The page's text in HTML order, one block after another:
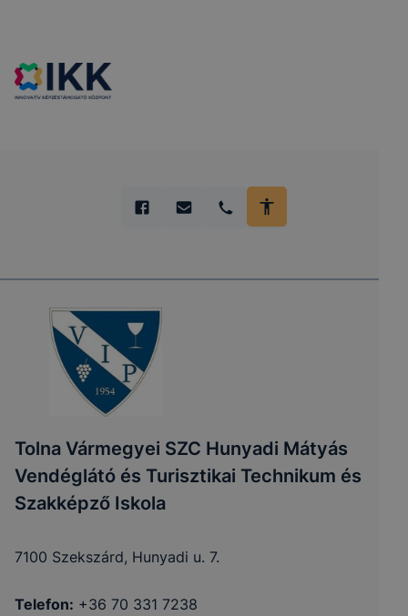
Tolna Vármegyei SZC Hunyadi Mátyás
Vendéglátó és Turisztikai Technikum és
Szakképző Iskola
7100 Szekszárd, Hunyadi u. 7.
Telefon: +36 70 331 7238